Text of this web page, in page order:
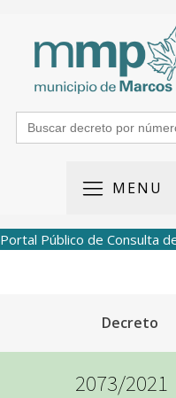
Search
for:
MENU
Portal Público de Consulta
Decreto
2073/2021